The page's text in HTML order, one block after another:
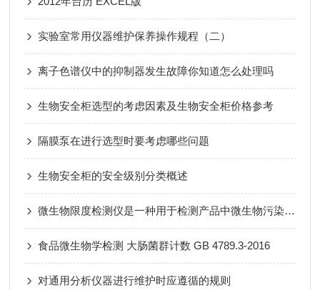
实验室常用仪器维护保养操作规程（二）
离子色谱仪中的抑制器发生故障你知道怎么处理吗
生物安全柜选型的考虑因素及生物安全柜价格参考
隔膜泵在进行选型时要考虑哪些问题
生物安全柜的安全级别分类概述
微生物限度检测仪是一种用于检测产品中微生物污染水平的设备
食品微生物学检测 大肠菌群计数 GB 4789.3-2016
对通用分析仪器进行维护时应遵循的规则